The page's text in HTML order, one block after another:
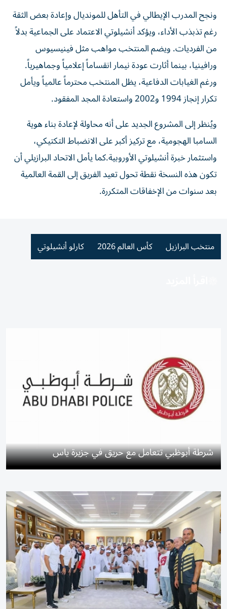
ونجح المدرب الإيطالي في التأهل للمونديال وإعادة بعض الثقة
رغم تذبذب الأداء، ويؤكد أنشيلوتي الاعتماد على الجماعية بدلاً
من الفرديات. ويضم المنتخب مواهب مثل فينيسيوس
ورافينيا، بينما أثارت عودة نيمار انقساماً إعلامياً وجماهيرياً.
ورغم الغيابات الدفاعية، يظل المنتخب محترماً عالمياً ويأمل
تكرار إنجاز 1994 و2002 واستعادة المجد المفقود.
ويُنظر إلى المشروع الجديد على أنه محاولة لإعادة بناء هوية
السامبا الهجومية، مع تركيز أكبر على الانضباط التكتيكي،
واستثمار خبرة أنشيلوتي الأوروبية.كما يأمل الاتحاد البرازيلي أن
تكون هذه النسخة نقطة تحول تعيد الفريق إلى القمة العالمية
بعد سنوات من الإخفاقات المتكررة.
منتخب البرازيل كأس العالم 2026 كارلو أنشيلوتي
شرطة أبوظبي تتعامل مع حريق في جزيرة ياس